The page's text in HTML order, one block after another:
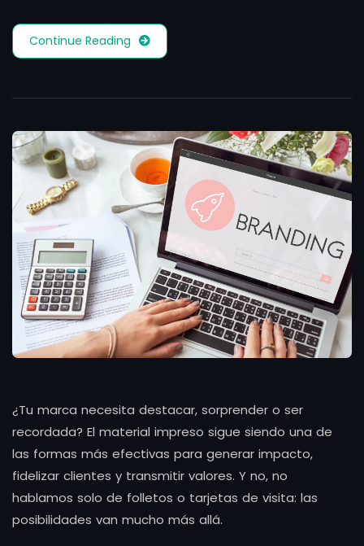
Continue Reading
¿Tu marca necesita destacar, sorprender o ser
recordada? El material impreso sigue siendo una de
las formas más efectivas para generar impacto,
fidelizar clientes y transmitir valores. Y no, no
hablamos solo de folletos o tarjetas de visita: las
posibilidades van mucho más allá.